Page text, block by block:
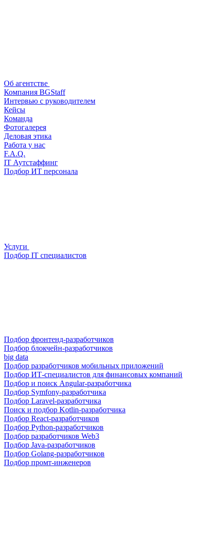
Об агентстве
Компания BGStaff
Интервью с руководителем
Кейсы
Команда
Фотогалерея
Деловая этика
Работа у нас
F.A.Q.
IT Аутстаффинг
Подбор ИТ персонала
Услуги
Подбор IT специалистов
Подбор фронтенд-разработчиков
Подбор блокчейн-разработчиков
big data
Подбор разработчиков мобильных приложений
Подбор ИТ-специалистов для финансовых компаний
Подбор и поиск Angular-разработчика
Подбор Symfony-разработчика
Подбор Laravel-разработчика
Поиск и подбор Kotlin-разработчика
Подбор React-разработчиков
Подбор Python-разработчиков
Подбор разработчиков Web3
Подбор Java-разработчиков
Подбор Golang-разработчиков
Подбор промт-инженеров